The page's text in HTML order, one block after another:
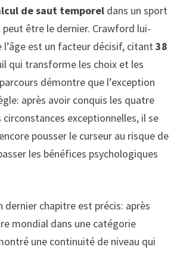
de saut temporeldans un sport
être le dernier. Crawford lui-
est un facteur décisif, citant 38
qui transforme les choix et les
démontre que l’exception
après avoir conquis les quatre
exceptionnelles, il se
pousser le curseur au risque de
les bénéfices psychologiques
dernier chapitre est précis: après
mondial dans une catégorie
une continuité de niveau qui